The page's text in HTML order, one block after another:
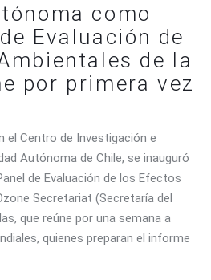
como
Evaluación de
de la
por primera vez
el Centro de Investigación e
Autónoma de Chile, se inauguró
de Evaluación de los Efectos
Secretariat (Secretaría del
que reúne por una semana a
quienes preparan el informe